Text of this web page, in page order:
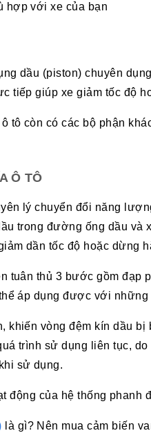
hợp với xe của bạn
dầu (piston) chuyên
tiếp giúp xe giảm tốc độ
tô còn có các bộ phận
Ô TÔ
lý chuyển đổi năng
trong đường ống dầu và
dần tốc độ hoặc dừng
tuân thủ 3 bước gồm đạp
áp dụng được với
khiến vòng đệm kín dầu
trình sử dụng liên tục,
sử dụng.
động của hệ thống phanh
là gì? Nên mua cảm biến